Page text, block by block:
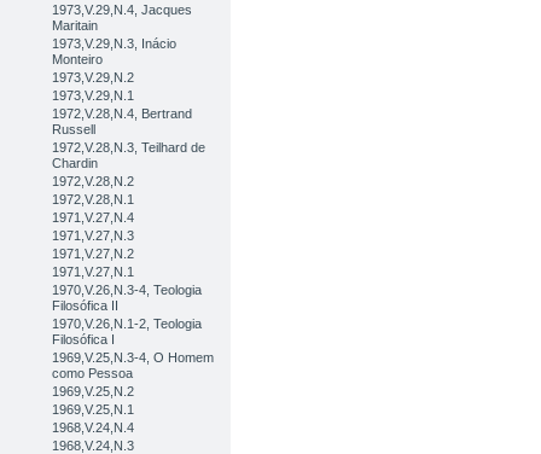
1973,V.29,N.4, Jacques
Maritain
1973,V.29,N.3, Inácio
Monteiro
1973,V.29,N.2
1973,V.29,N.1
1972,V.28,N.4, Bertrand
Russell
1972,V.28,N.3, Teilhard de
Chardin
1972,V.28,N.2
1972,V.28,N.1
1971,V.27,N.4
1971,V.27,N.3
1971,V.27,N.2
1971,V.27,N.1
1970,V.26,N.3-4, Teologia
Filosófica II
1970,V.26,N.1-2, Teologia
Filosófica I
1969,V.25,N.3-4, O Homem
como Pessoa
1969,V.25,N.2
1969,V.25,N.1
1968,V.24,N.4
1968,V.24,N.3